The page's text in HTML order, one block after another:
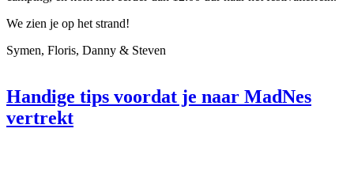
We zien je op het strand!
Symen, Floris, Danny & Steven
Handige tips voordat je naar MadNes
vertrekt